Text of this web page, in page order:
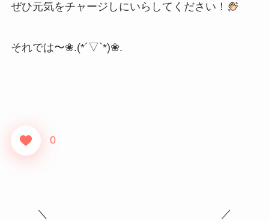
ぜひ元気をチャージしにいらしてください！
それでは〜❀.(*´▽`*)❀.
0
＼ ／